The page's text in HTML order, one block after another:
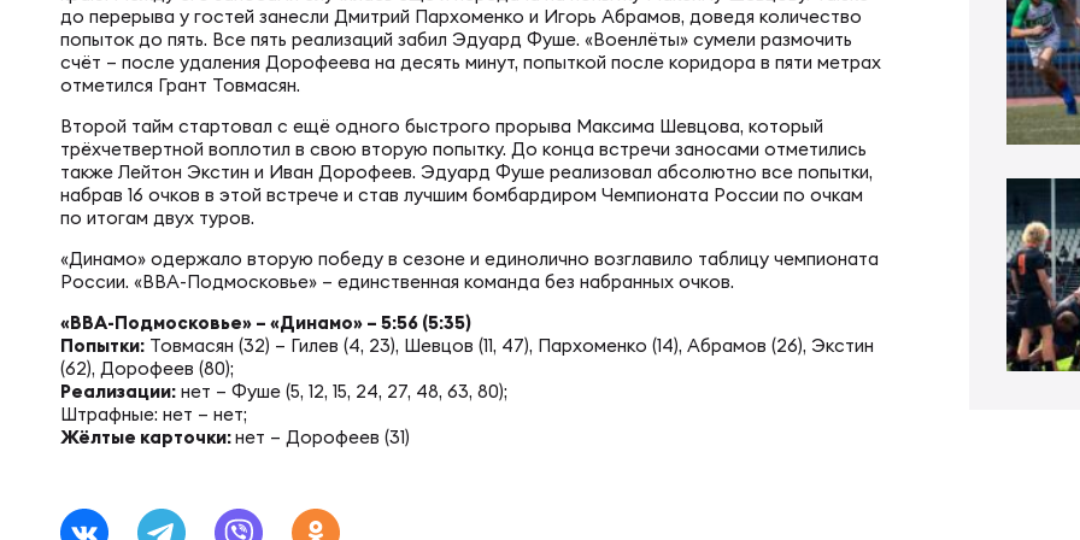
ЖЕНСКИЕ
Чемпионат России по регби
Центр проведения соревнований
Детско-юношеское регби
Студенческое регби
Регби в армии и силовых структурах
до перерыва у гостей занесли Дмитрий Пархоменко и Игорь Абрамов, доведя количество
попыток до пять. Все пять реализаций забил Эдуард Фуше. «Военлёты» сумели размочить
счёт – после удаления Дорофеева на десять минут, попыткой после коридора в пяти метрах
отметился Грант Товмасян.
Второй тайм стартовал с ещё одного быстрого прорыва Максима Шевцова, который
трёхчетвертной воплотил в свою вторую попытку. До конца встречи заносами отметились
также Лейтон Экстин и Иван Дорофеев. Эдуард Фуше реализовал абсолютно все попытки,
набрав 16 очков в этой встрече и став лучшим бомбардиром Чемпионата России по очкам
по итогам двух туров.
«Динамо» одержало вторую победу в сезоне и единолично возглавило таблицу чемпионата
России. «ВВА-Подмосковье» – единственная команда без набранных очков.
«ВВА-Подмосковье» – «Динамо» – 5:56 (5:35)
Попытки: Товмасян (32) – Гилев (4, 23), Шевцов (11, 47), Пархоменко (14), Абрамов (26), Экстин
(62), Дорофеев (80);
Реализации: нет – Фуше (5, 12, 15, 24, 27, 48, 63, 80);
Штрафные: нет – нет;
Жёлтые карточки:нет – Дорофеев (31)